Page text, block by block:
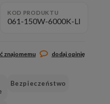
KOD PRODUKTU
061-150W-6000K-LI
znajomemu dodaj opinię
Bezpieczeństwo